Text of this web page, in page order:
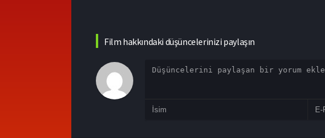
Film hakkındaki düşüncelerinizi paylaşın